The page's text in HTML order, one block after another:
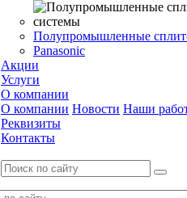
Полупромышленные
Panasonic
Акции
Услуги
О компании
О компании Новости Наши
Реквизиты
Контакты